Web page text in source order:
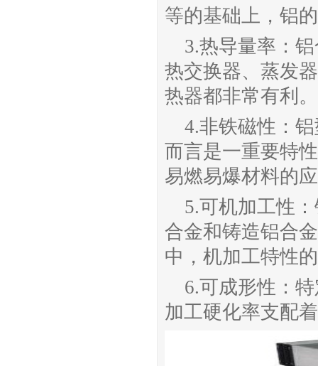
等的基础上，铝
3.热导量率：
热交换器、蒸发
热器都非常有利。
4.非铁磁性：
而言是一重要特
易燃易爆材料的
5.可机加工性
合金和铸造铝合
中，机加工特性
6.可成形性：
加工硬化率支配